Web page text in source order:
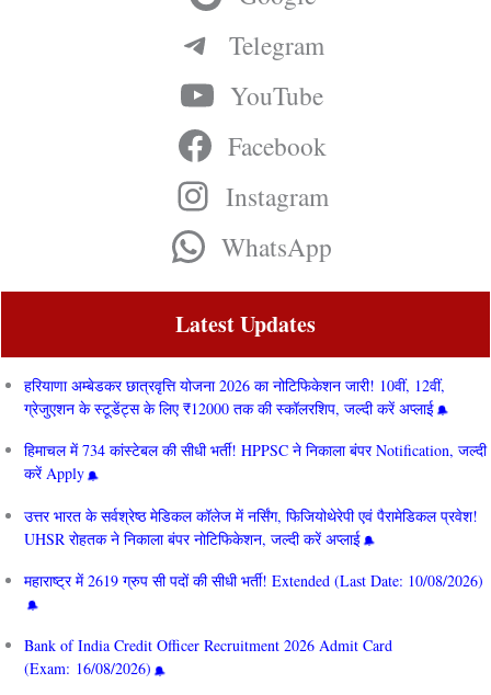
Telegram
YouTube
Facebook
Instagram
WhatsApp
Latest Updates
हरियाणा अम्बेडकर छात्रवृत्ति योजना 2026 का नोटिफिकेशन जारी! 10वीं, 12वीं,
ग्रेजुएशन के स्टूडेंट्स के लिए ₹12000 तक की स्कॉलरशिप, जल्दी करें अप्लाई
हिमाचल में 734 कांस्टेबल की सीधी भर्ती! HPPSC ने निकाला बंपर Notification, जल्दी
करें Apply
उत्तर भारत के सर्वश्रेष्ठ मेडिकल कॉलेज में नर्सिंग, फिजियोथेरेपी एवं पैरामेडिकल प्रवेश!
UHSR रोहतक ने निकाला बंपर नोटिफिकेशन, जल्दी करें अप्लाई
महाराष्ट्र में 2619 ग्रुप सी पदों की सीधी भर्ती! Extended (Last Date: 10/08/2026)
Bank of India Credit Officer Recruitment 2026 Admit Card
(Exam: 16/08/2026)